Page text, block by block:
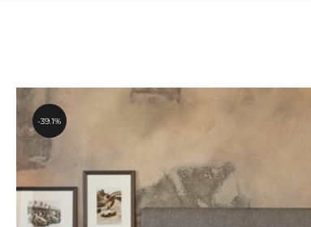
39.1%